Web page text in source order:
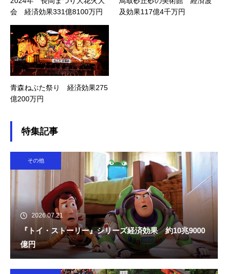
会 経済効果331億8100万円
及効果117億4千万円
青森ねぶた祭り 経済効果275
億200万円
特集記事
その他
2026.07.21
『トイ・ストーリー』シリーズ経済効果 約10兆9000
億円